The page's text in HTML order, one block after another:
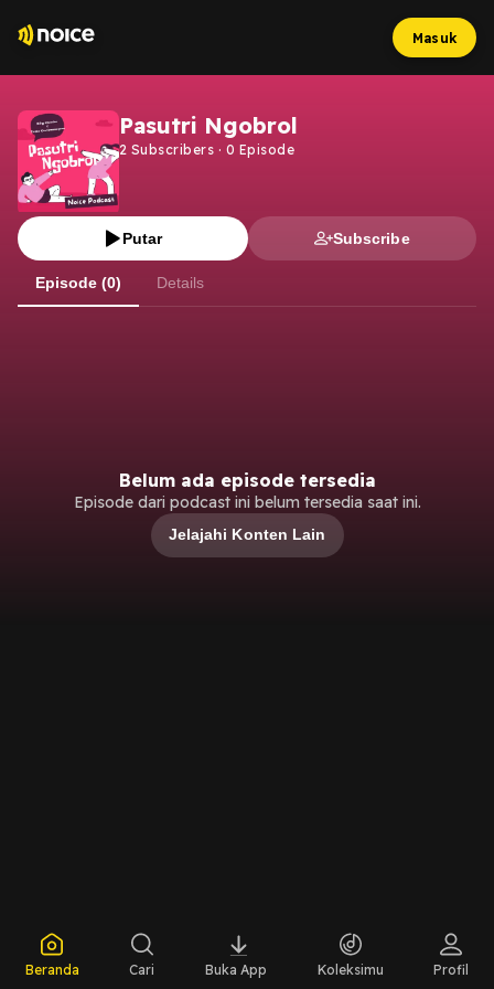
Masuk
Pasutri Ngobrol
2 Subscribers · 0 Episode
Putar Subscribe
Episode (0) Details
Belum ada episode tersedia
Episode dari podcast ini belum tersedia saat ini.
Jelajahi Konten Lain
Beranda Cari Buka App Koleksimu Profil